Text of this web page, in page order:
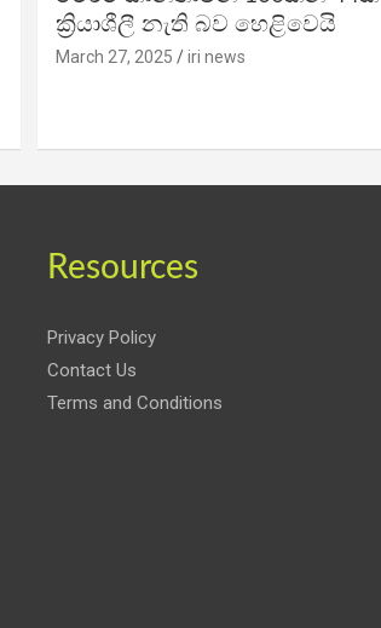
ක්‍රියාශීලී නැති බව හෙළිවෙයි
March 27, 2025 iri news
Resources
Privacy Policy
Contact Us
Terms and Conditions